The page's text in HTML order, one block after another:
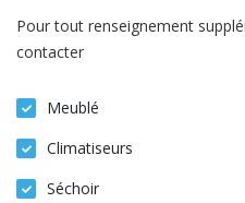
Pour tout renseignement
contacter
Meublé
Climatiseurs
Séchoir